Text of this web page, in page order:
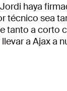
haya
técnico sea
tanto a corto
a Ajax a